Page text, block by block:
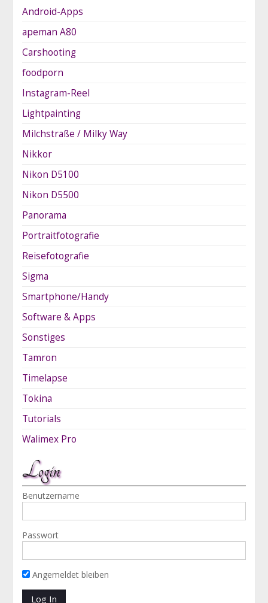
Android-Apps
apeman A80
Carshooting
foodporn
Instagram-Reel
Lightpainting
Milchstraße / Milky Way
Nikkor
Nikon D5100
Nikon D5500
Panorama
Portraitfotografie
Reisefotografie
Sigma
Smartphone/Handy
Software & Apps
Sonstiges
Tamron
Timelapse
Tokina
Tutorials
Walimex Pro
Login
Benutzername
Passwort
Angemeldet bleiben